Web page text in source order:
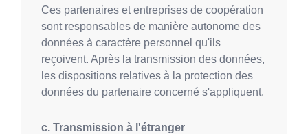
Ces partenaires et entreprises de coopération
sont responsables de manière autonome des
données à caractère personnel qu'ils
reçoivent. Après la transmission des données,
les dispositions relatives à la protection des
données du partenaire concerné s'appliquent.
c. Transmission à l'étranger